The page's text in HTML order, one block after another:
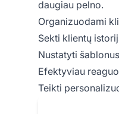
daugiau pelno.
Organizuodami
Sekti klientų
Nustatyti
Efektyviau
Teikti